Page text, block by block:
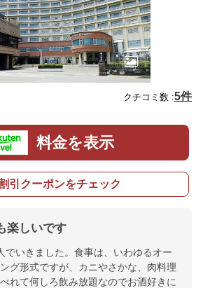
クチコミ数 :5件
料金を表示
引クーポンをチェック
楽しいです
でいきました。食事は、いわゆるオー
グ形式ですが、カニやさかな、肉料理
れて何しろ飲み放題なのでお酒好きに